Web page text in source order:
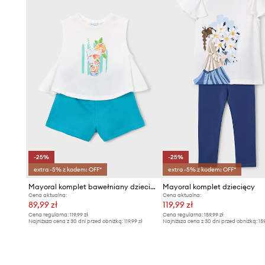
-25%
extra -5% z kodem: OFF*
Mayoral komplet bawełniany dziecięcy
Cena aktualna:
89,99 zł
Cena regularna: 119,99 zł
Najniższa cena z 30 dni przed obniżką: 119,99 zł
-25%
extra -5% z kodem: OFF*
Mayoral komplet dziecięcy
Cena aktualna:
119,99 zł
Cena regularna:159,99 zł
Najniższa cena z 30 dni przed obniżką: